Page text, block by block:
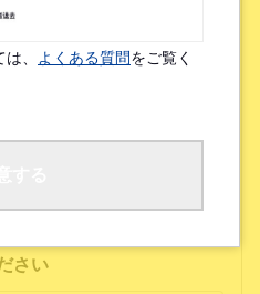
で
所属先からの紹介
投稿を見た
さい
、 よくある質問をご覧く